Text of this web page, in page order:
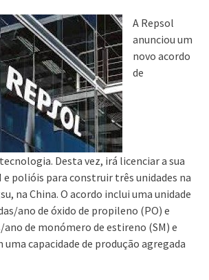
A Repsol
anunciou um
novo acordo
de
Desta vez, irá licenciar a sua
e polióis para construir três unidades na
na China. O acordo inclui uma unidade
ano de óxido de propileno (PO) e
ano de monómero de estireno (SM) e
uma capacidade de produção agregada